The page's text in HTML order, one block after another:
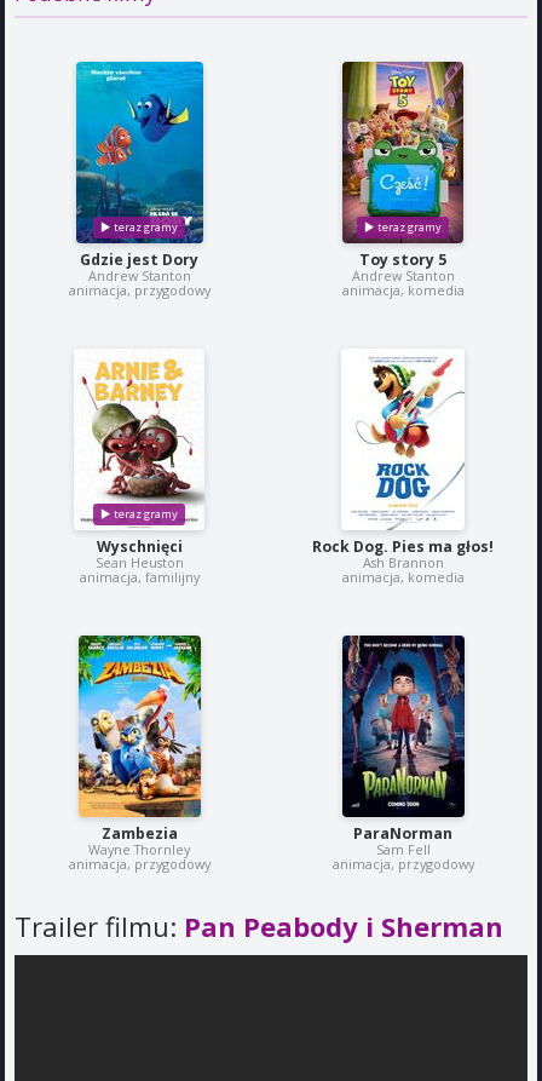
Gdzie jest Dory
Andrew Stanton
animacja, przygodowy
Toy story 5
Andrew Stanton
animacja, komedia
Wyschnięci
Sean Heuston
animacja, familijny
Rock Dog. Pies ma głos!
Ash Brannon
animacja, komedia
Zambezia
Wayne Thornley
animacja, przygodowy
ParaNorman
Sam Fell
animacja, przygodowy
Trailer filmu: Pan Peabody i Sherman